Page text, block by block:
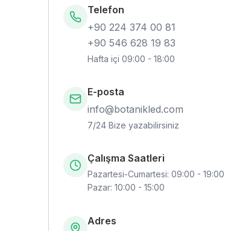
Telefon
+90 224 374 00 81
+90 546 628 19 83
Hafta içi 09:00 - 18:00
E-posta
info@botanikled.com
7/24 Bize yazabilirsiniz
Çalışma Saatleri
Pazartesi-Cumartesi: 09:00 - 19:00
Pazar: 10:00 - 15:00
Adres